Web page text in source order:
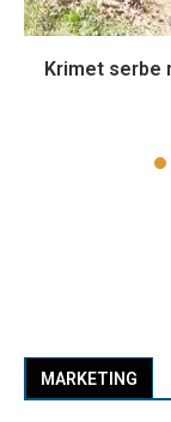
Krimet serbe
MARKETING